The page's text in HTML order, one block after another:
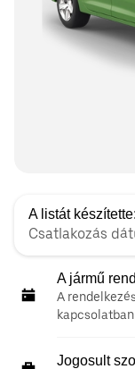
A listát készítette:
Csatlakozás
A jármű
A
Jogosult